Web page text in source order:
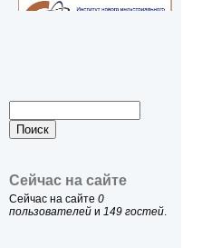
Сейчас на сайте
Сейчас на сайте 0
пользователей и 149 гостей.